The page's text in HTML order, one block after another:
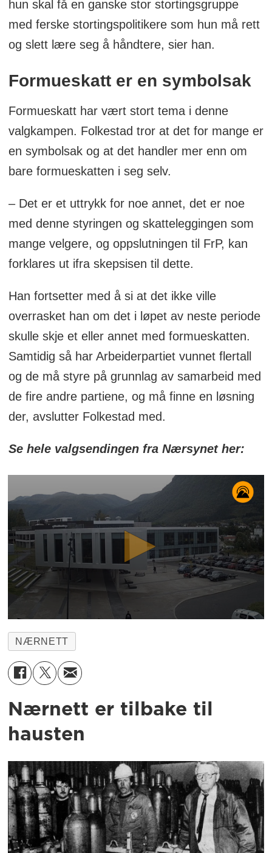
hun skal få en ganske stor stortingsgruppe
med ferske stortingspolitikere som hun må rett
og slett lære seg å håndtere, sier han.
Formueskatt er en symbolsak
Formueskatt har vært stort tema i denne
valgkampen. Folkestad tror at det for mange er
en symbolsak og at det handler mer enn om
bare formueskatten i seg selv.
– Det er et uttrykk for noe annet, det er noe
med denne styringen og skatteleggingen som
mange velgere, og oppslutningen til FrP, kan
forklares ut ifra skepsisen til dette.
Han fortsetter med å si at det ikke ville
overrasket han om det i løpet av neste periode
skulle skje et eller annet med formueskatten.
Samtidig så har Arbeiderpartiet vunnet flertall
og de må styre på grunnlag av samarbeid med
de fire andre partiene, og må finne en løsning
der, avslutter Folkestad med.
Se hele valgsendingen fra Nærsynet her:
NÆRNETT
Nærnett er tilbake til
hausten